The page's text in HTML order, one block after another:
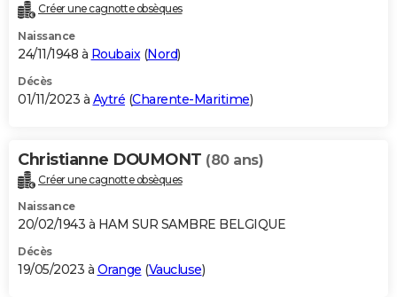
Créer une cagnotte obsèques
Naissance
24/11/1948 à Roubaix (Nord)
Décès
01/11/2023 à Aytré (Charente-Maritime)
Christianne DOUMONT (80 ans)
Créer une cagnotte obsèques
Naissance
20/02/1943 à HAM SUR SAMBRE BELGIQUE
Décès
19/05/2023 à Orange (Vaucluse)